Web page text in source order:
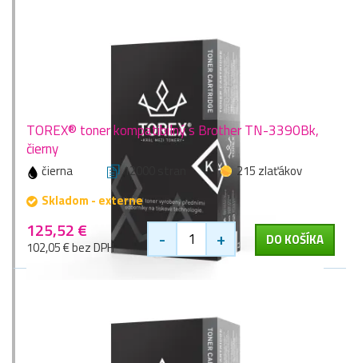
TOREX® toner kompatibilný s Brother TN-3390Bk,
čierny
čierna 12000 stran
215 zlaťákov
Skladom - externe
125,52 €
102,05 € bez DPH - + DO KOŠÍKA